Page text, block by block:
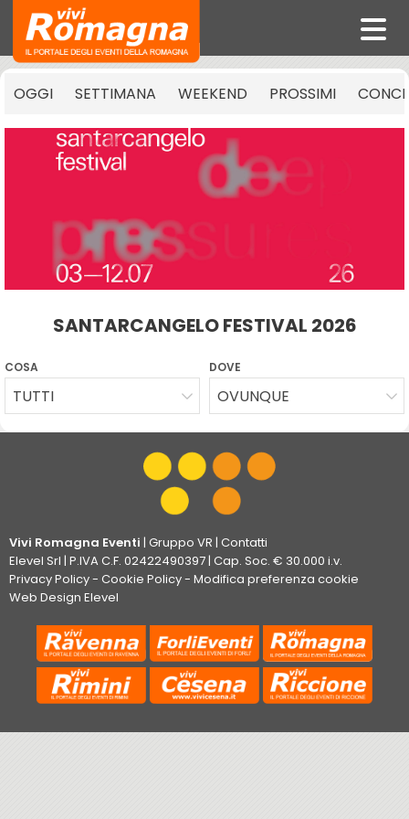
OGGI SETTIMANA WEEKEND PROSSIMI
SANTARCANGELO FESTIVAL 2026
COSA
TUTTI
DOVE
OVUNQUE
Vivi Romagna Eventi | Gruppo VR | Contatti
Elevel Srl | P.IVA C.F. 02422490397 | Cap. Soc. € 30.000 i.v.
Privacy Policy- Cookie Policy- Modifica preferenza cookie
Web Design Elevel